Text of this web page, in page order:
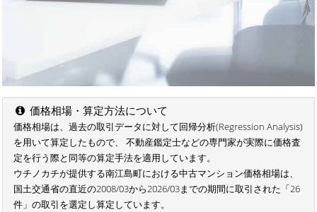
価格相場・算定方法について
価格相場は、過去の取引データに対して回帰分析(Regression Analysis)
を用いて算定したもので、 不動産鑑定士などの専門家が実際に価格査
定を行う際と同等の算定手法を適用しています。
ウチノカチが提供する南江島町における中古マンション価格相場は、
国土交通省の直近の2008/03から2026/03までの期間に取引された「26
件」の取引を選定し算定しています。